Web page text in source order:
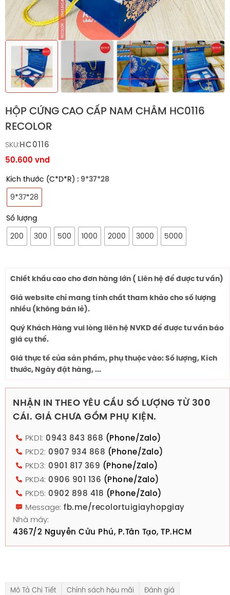
HỘP CỨNG CAO CẤP NAM CHÂM HC0116
RECOLOR
SKU:HC0116
50.600 vnd
Kích thước (C*D*R) : 9*37*28
9*37*28
Số lượng
200
300 500 1000 2000 3000 5000
Chiết khấu cao cho đơn hàng lớn ( Liên hệ để được tư vấn)
Giá website chỉ mang tính chất tham khảo cho số lượng
nhiều (không bán lẻ).
Quý Khách Hàng vui lòng liên hệ NVKD để được tư vấn báo
giá cụ thể.
Giá thực tế của sản phẩm, phụ thuộc vào: Số lượng, Kích
thước, Ngày đặt hàng, ...
NHẬN IN THEO YÊU CẦU SỐ LƯỢNG TỪ 300
CÁI. GIÁ CHƯA GỒM PHỤ KIỆN.
PKD1: 0943 843 868 (Phone/Zalo)
PKD2: 0907 934 868 (Phone/Zalo)
PKD3: 0901 817 369 (Phone/Zalo)
PKD4: 0906 901 136 (Phone/Zalo)
PKD5: 0902 898 418 (Phone/Zalo)
Message: fb.me/recolortuigiayhopgiay
Nhà máy:
4367/2 Nguyễn Cửu Phú, P.Tân Tạo, TP.HCM
Mô Tả Chi Tiết Chính sách hậu mãi Đánh giá